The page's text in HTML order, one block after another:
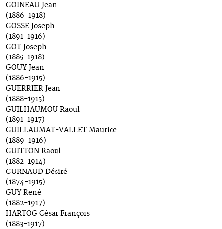
GOINEAU Jean
(1886-1918)
GOSSE Joseph
(1891-1916)
GOT Joseph
(1885-1918)
GOUY Jean
(1886-1915)
GUERRIER Jean
(1888-1915)
GUILHAUMOU Raoul
(1891-1917)
GUILLAUMAT-VALLET Maurice
(1889-1916)
GUITTON Raoul
(1882-1914)
GURNAUD Désiré
(1874-1915)
GUY René
(1882-1917)
HARTOG César François
(1883-1917)